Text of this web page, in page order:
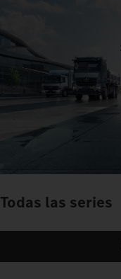
Todas las series